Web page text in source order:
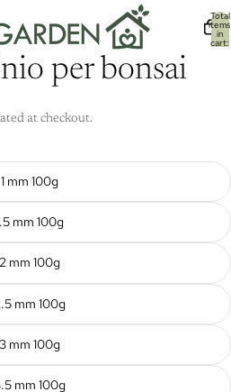
Total
items
in
cart:
per bonsai
at checkout.
1 mm 100g
mm 100g
2 mm 100g
mm 100g
3 mm 100g
mm 100g